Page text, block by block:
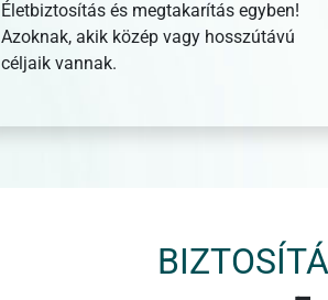
Életbiztosítás és megtakarítás egyben!
Azoknak, akik közép vagy hosszútávú
céljaik vannak.